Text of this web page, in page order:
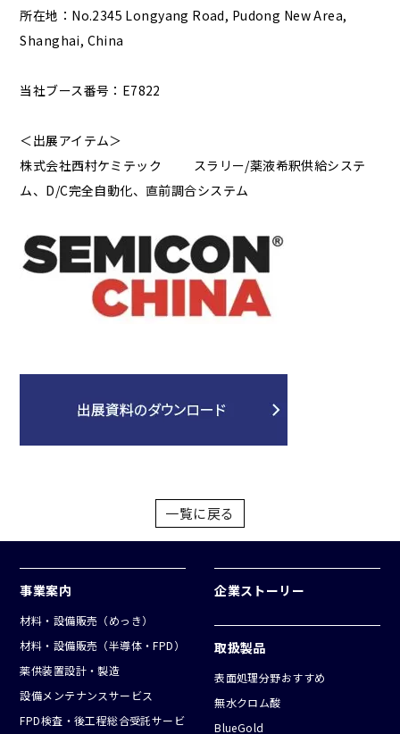
所在地：No.2345 Longyang Road, Pudong New Area,
Shanghai, China
当社ブース番号：E7822
＜出展アイテム＞
株式会社西村ケミテック スラリー/薬液希釈供給システ
ム、D/C完全自動化、直前調合システム
一覧に戻る
事業案内
材料・設備販売（めっき）
材料・設備販売（半導体・FPD）
薬供装置設計・製造
設備メンテナンスサービス
FPD検査・後工程総合受託サービ
企業ストーリー
取扱製品
表面処理分野おすすめ
無水クロム酸
BlueGold